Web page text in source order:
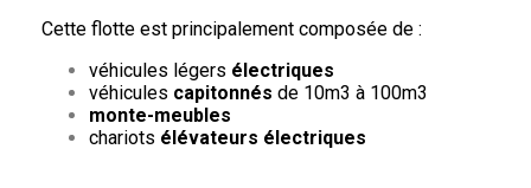
Cette flotte est principalement composée de :
véhicules légers électriques
véhicules capitonnés de 10m3 à 100m3
monte-meubles
chariots élévateurs électriques